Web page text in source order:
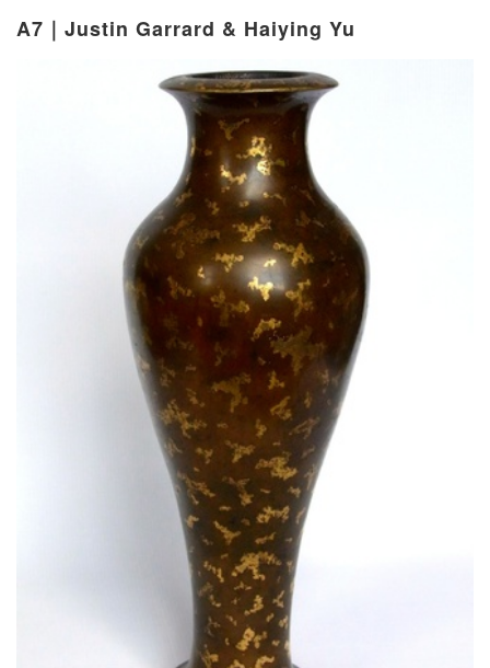
A7｜Justin Garrard & Haiying Yu